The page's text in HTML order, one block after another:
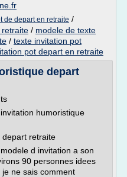
de depart en retraite /
retraite / modele de texte
/ texte invitation pot
pot depart en retraite
depart
humoristique
depart retraite
d invitation a son
90 personnes idees
ne sais comment